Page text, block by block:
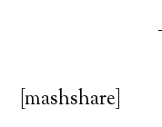
[mashshare]